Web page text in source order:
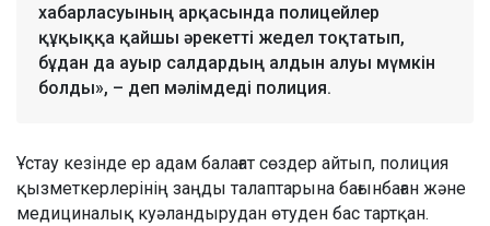
хабарласуының арқасында полицейлер
құқыққа қайшы әрекетті жедел тоқтатып,
бұдан да ауыр салдардың алдын алуы мүмкін
болды», – деп мәлімдеді полиция.
Ұстау кезінде ер адам балағат сөздер айтып, полиция
қызметкерлерінің заңды талаптарына бағынбаған және
медициналық куәландырудан өтуден бас тартқан.